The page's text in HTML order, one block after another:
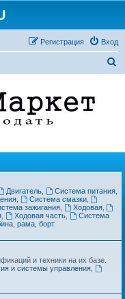
Вход
Регистрация
Двигатель, Система питания,
, Система смазки,
зажигания, Ходовая,
, Ходовая часть,
Система
рама, борт
и техники на их базе.
и системы управления,